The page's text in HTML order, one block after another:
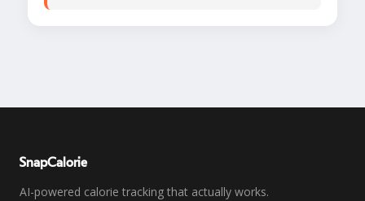
SnapCalorie
AI-powered calorie tracking that actually works.